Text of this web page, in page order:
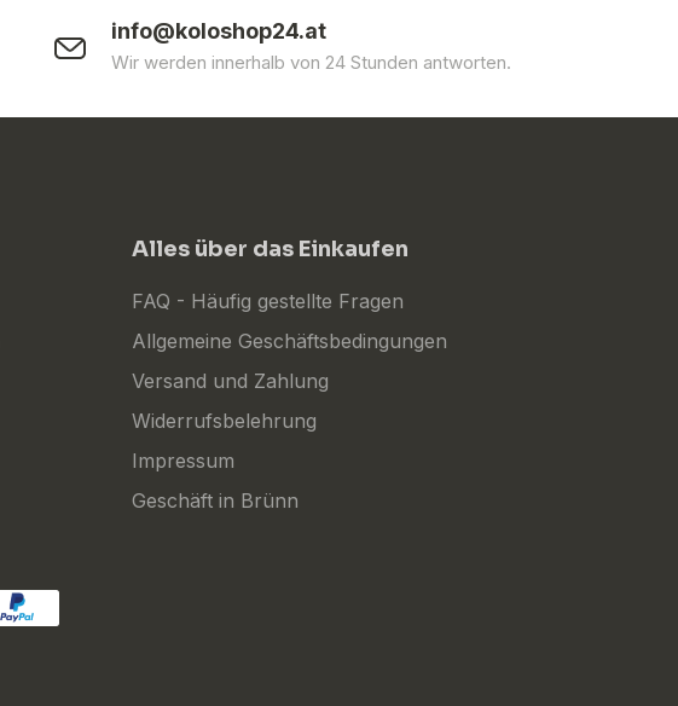
info@koloshop24.at
Wir werden innerhalb von 24 Stunden antworten.
Alles über das Einkaufen
FAQ - Häufig gestellte Fragen
Allgemeine Geschäftsbedingungen
Versand und Zahlung
Widerrufsbelehrung
Impressum
Geschäft in Brünn